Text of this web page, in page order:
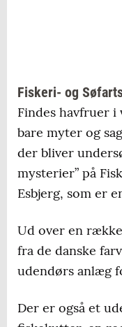
Fiskeri- og
Findes havfruer
bare myter og
der bliver
mysterier” på
Esbjerg, som er
Ud over en
fra de danske
udendørs anlæg
Der er også et